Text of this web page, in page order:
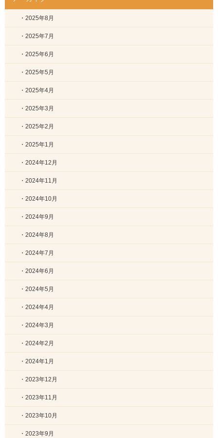
・2025年8月
・2025年7月
・2025年6月
・2025年5月
・2025年4月
・2025年3月
・2025年2月
・2025年1月
・2024年12月
・2024年11月
・2024年10月
・2024年9月
・2024年8月
・2024年7月
・2024年6月
・2024年5月
・2024年4月
・2024年3月
・2024年2月
・2024年1月
・2023年12月
・2023年11月
・2023年10月
・2023年9月